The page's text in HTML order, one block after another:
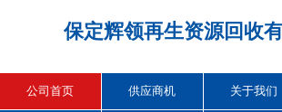
保定辉领再生资源回收
公司首页 供应商机 关于我们